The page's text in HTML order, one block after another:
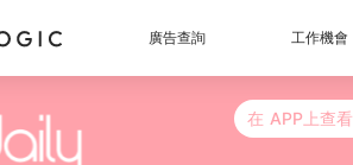
廣告查詢 工作機會
在 APP上查看